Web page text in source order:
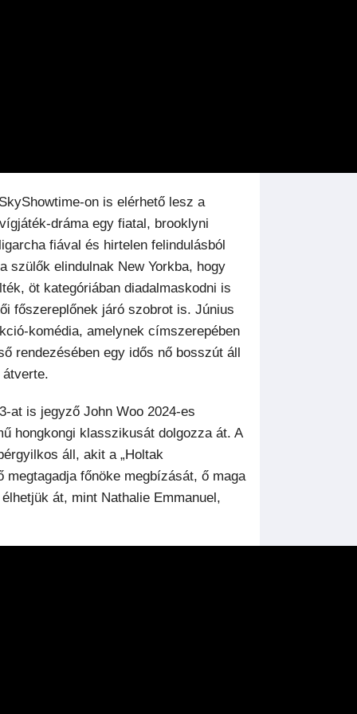
on is elérhető lesz a
dráma egy fiatal, brooklyni
fiával és hirtelen felindulásból
szülők elindulnak New Yorkba, hogy
öt kategóriában diadalmaskodni is
főszereplőnek járó szobrot is. Június
komédia, amelynek címszerepében
rendezésében egy idős nő bosszút áll
at is jegyző John Woo 2024-es
hongkongi klasszikusát dolgozza át. A
áll, akit a „Holtak
főnöke megbízását, ő maga
át, mint Nathalie Emmanuel,